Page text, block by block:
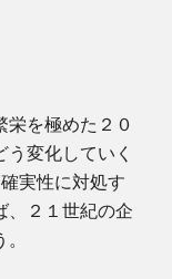
栄を極めた２０
変化していく
実性に対処す
、２１世紀の企